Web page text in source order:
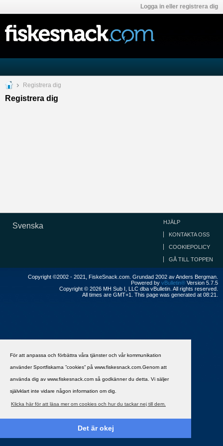
För att anpassa och förbättra våra tjänster och vår kommunikation
använder Sportfiskarna ”cookies” på www.fiskesnack.com.Genom att
använda dig av www.fiskesnack.com så godkänner du detta. Vi säljer
självklart inte vidare någon information om dig.
Klicka här för att läsa mer om cookies och hur du tackar nej till dem.
Det är okej
Logga in eller registrera dig
Registrera dig
Registrera dig
Svenska HJÄLP
KONTAKTA OSS
COOKIEPOLICY
GÅ TILL TOPPEN
Copyright ©2002 - 2021, FiskeSnack.com. Grundad 2002 av Anders Bergman.
Powered by vBulletin® Version 5.7.5
Copyright © 2026 MH Sub I, LLC dba vBulletin. All rights reserved.
All times are GMT+1. This page was generated at 08:21.